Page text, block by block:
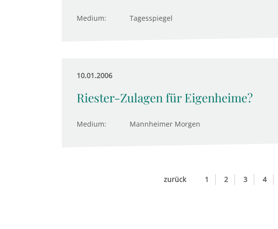
Medium: Tagesspiegel
10.01.2006
Riester-Zulagen für Eigenheime?
Medium: Mannheimer Morgen
zurück 1 2 3 4